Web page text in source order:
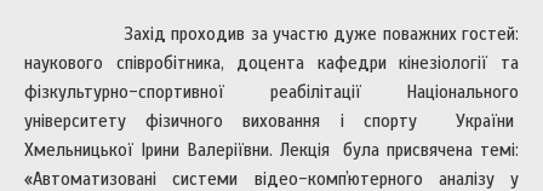
Захід проходив за участю дуже поважних гостей:
наукового співробітника, доцента кафедри кінезіології та
фізкультурно-спортивної реабілітації Національного
університету фізичного виховання і спорту України
Хмельницької Ірини Валеріївни. Лекція була присвячена темі:
«Автоматизовані системи відео-компʼютерного аналізу у